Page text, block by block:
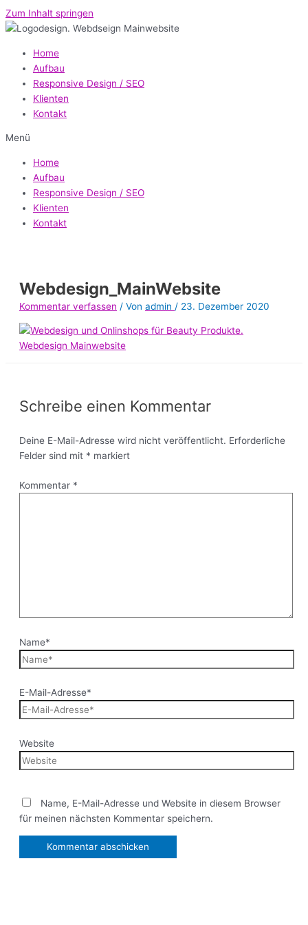
Zum Inhalt springen
Home
Aufbau
Responsive Design / SEO
Klienten
Kontakt
Menü
Home
Aufbau
Responsive Design / SEO
Klienten
Kontakt
Webdesign_MainWebsite
Kommentar verfassen / Von admin / 23. Dezember 2020
Schreibe einen Kommentar
Deine E-Mail-Adresse wird nicht veröffentlicht. Erforderliche
Felder sind mit * markiert
Kommentar *
Name*
E-Mail-Adresse*
Website
Name, E-Mail-Adresse und Website in diesem Browser
für meinen nächsten Kommentar speichern.